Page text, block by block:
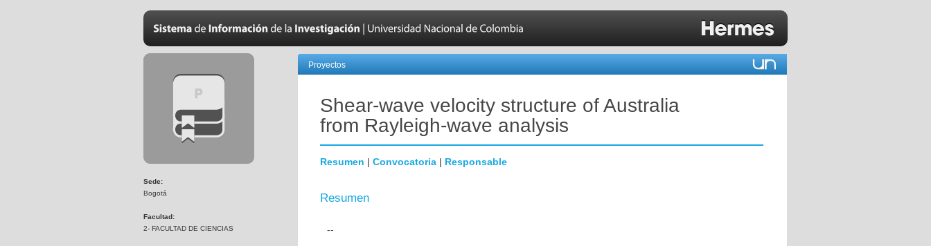
Sede:
Bogotá
Facultad:
2- FACULTAD DE CIENCIAS
Proyectos
Shear-wave velocity structure of Australia
from Rayleigh-wave analysis
Resumen | Convocatoria | Responsable
Resumen
--